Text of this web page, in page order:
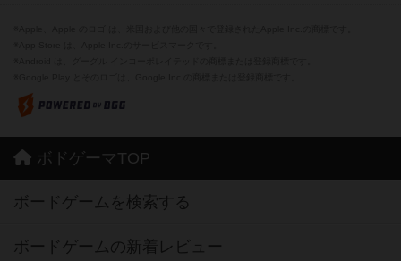
ボドゲーマTOP
ボードゲームを検索する
ボードゲームの新着レビュー